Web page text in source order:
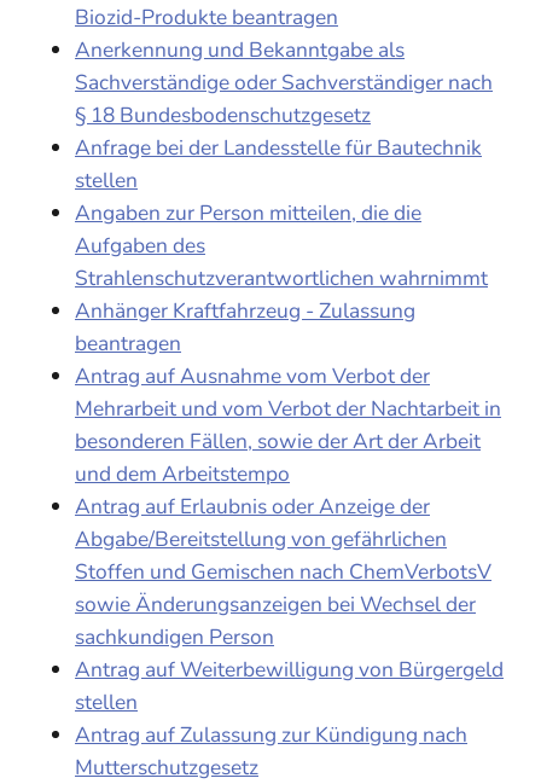
Biozid-Produkte beantragen
Anerkennung und Bekanntgabe als
Sachverständige oder Sachverständiger nach
§ 18 Bundesbodenschutzgesetz
Anfrage bei der Landesstelle für Bautechnik
stellen
Angaben zur Person mitteilen, die die
Aufgaben des
Strahlenschutzverantwortlichen wahrnimmt
Anhänger Kraftfahrzeug - Zulassung
beantragen
Antrag auf Ausnahme vom Verbot der
Mehrarbeit und vom Verbot der Nachtarbeit in
besonderen Fällen, sowie der Art der Arbeit
und dem Arbeitstempo
Antrag auf Erlaubnis oder Anzeige der
Abgabe/Bereitstellung von gefährlichen
Stoffen und Gemischen nach ChemVerbotsV
sowie Änderungsanzeigen bei Wechsel der
sachkundigen Person
Antrag auf Weiterbewilligung von Bürgergeld
stellen
Antrag auf Zulassung zur Kündigung nach
Mutterschutzgesetz